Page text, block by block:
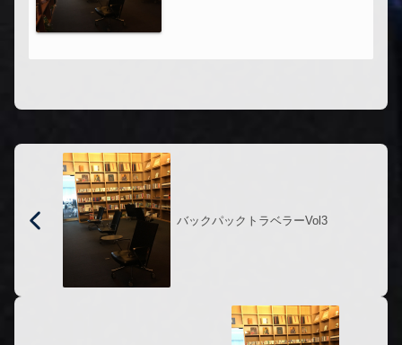
バックパックトラベラーVol3